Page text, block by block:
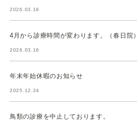
2026.03.16
4月から診療時間が変わります。（春日院）
2026.03.16
年末年始休暇のお知らせ
2025.12.24
鳥類の診療を中止しております。